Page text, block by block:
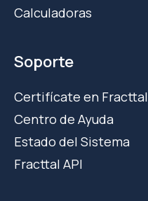
Calculadoras
Soporte
Certifícate en Fracttal
Centro de Ayuda
Estado del Sistema
Fracttal API